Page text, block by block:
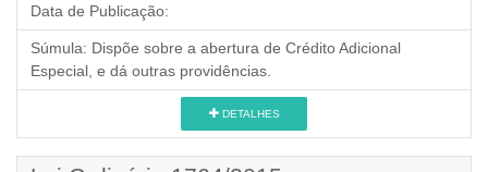
Data de Publicação:
Súmula: Dispõe sobre a abertura de Crédito Adicional
Especial, e dá outras providências.
DETALHES